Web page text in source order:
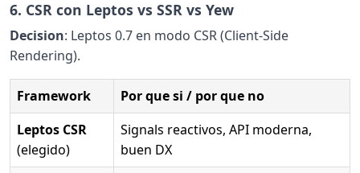
6. CSR con Leptos vs SSR vs Yew
Decision: Leptos 0.7 en modo CSR (Client-Side
Rendering).
Framework
Por que si / por que no
Leptos CSR
(elegido)
Signals reactivos, API moderna,
buen DX